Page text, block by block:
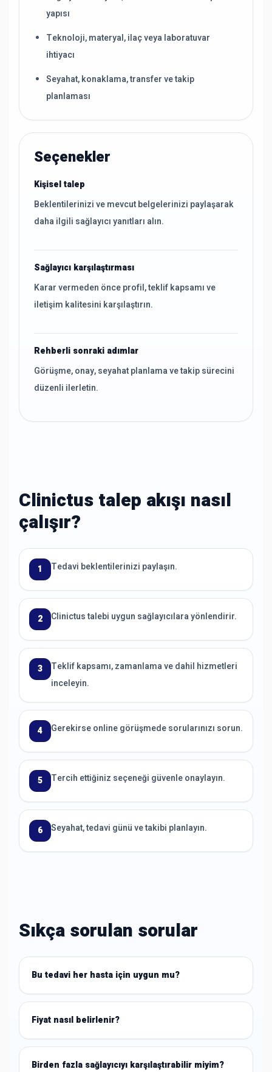
yapısı
Teknoloji, materyal, ilaç veya laboratuvar
ihtiyacı
Seyahat, konaklama, transfer ve takip
planlaması
Seçenekler
Kişisel talep
Beklentilerinizi ve mevcut belgelerinizi paylaşarak
daha ilgili sağlayıcı yanıtları alın.
Sağlayıcı karşılaştırması
Karar vermeden önce profil, teklif kapsamı ve
iletişim kalitesini karşılaştırın.
Rehberli sonraki adımlar
Görüşme, onay, seyahat planlama ve takip sürecini
düzenli ilerletin.
Clinictus talep akışı nasıl
çalışır?
1 Tedavi beklentilerinizi paylaşın.
2 Clinictus talebi uygun sağlayıcılara yönlendirir.
3
Teklif kapsamı, zamanlama ve dahil hizmetleri
inceleyin.
4 Gerekirse online görüşmede sorularınızı sorun.
5 Tercih ettiğiniz seçeneği güvenle onaylayın.
6 Seyahat, tedavi günü ve takibi planlayın.
Sıkça sorulan sorular
Bu tedavi her hasta için uygun mu?
Fiyat nasıl belirlenir?
Birden fazla sağlayıcıyı karşılaştırabilir miyim?